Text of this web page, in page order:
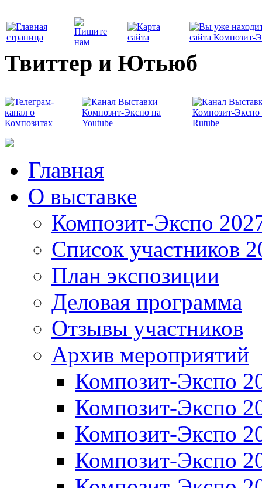
Твиттер и Ютьюб
Главная
О выставке
Композит-Экспо
Список участников
План экспозиции
Деловая программа
Отзывы участников
Архив мероприятий
Композит-Экспо
Композит-Экспо
Композит-Экспо
Композит-Экспо